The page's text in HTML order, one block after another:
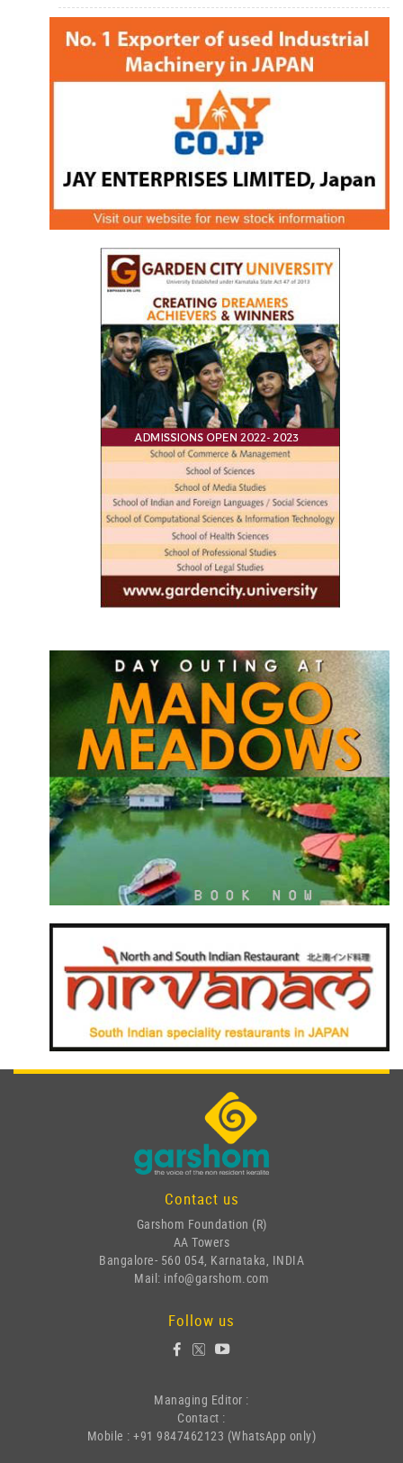
Contact us
Garshom Foundation (R)
AA Towers
Bangalore- 560 054, Karnataka, INDIA
Mail: info@garshom.com
Follow us
Managing Editor :
Contact :
Mobile : +91 9847462123 (WhatsApp only)